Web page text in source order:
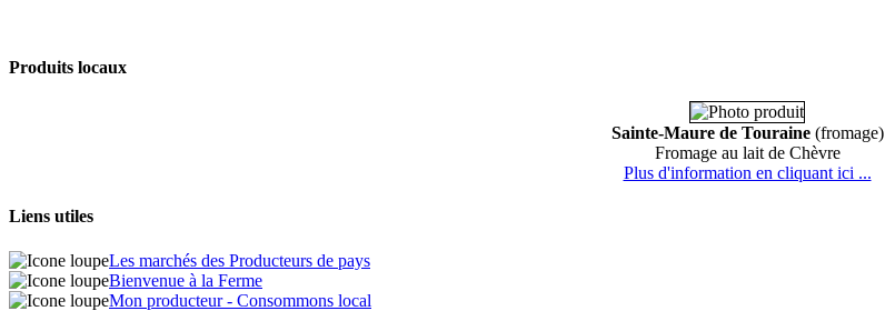
Produits locaux
Sainte-Maure de Touraine(fromage)
Fromage au lait de Chèvre
Plus d'information en cliquant ici ...
Liens utiles
Les marchés des Producteurs de pays
Bienvenue à la Ferme
Mon producteur - Consommons local